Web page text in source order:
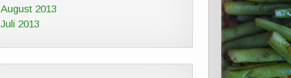
August 2013
Juli 2013